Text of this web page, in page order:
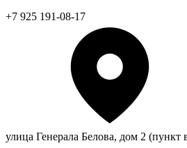
+7 925 191-08-17
улица Генерала Белова, дом 2 (пункт